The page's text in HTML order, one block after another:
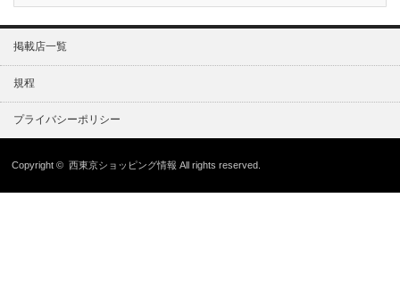
掲載店一覧
規程
プライバシーポリシー
Copyright ©西東京ショッピング情報 All rights reserved.